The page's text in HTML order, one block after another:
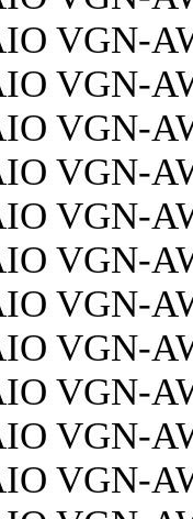
VGN-
VGN-
VGN-
VGN-
VGN-
VGN-
VGN-
VGN-
VGN-
VGN-
VGN-